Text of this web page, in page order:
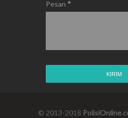
Pesan *
© 2013-2018